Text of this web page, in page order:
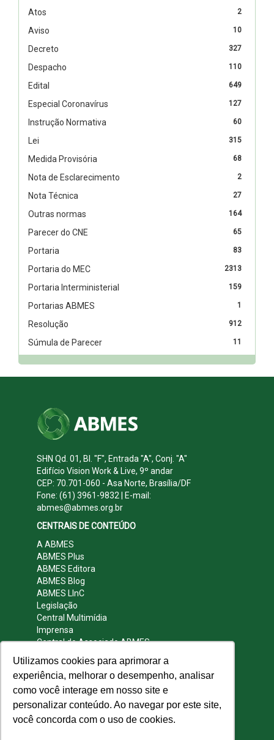
Utilizamos cookies para aprimorar a
experiência, melhorar o desempenho, analisar
como você interage em nosso site e
personalizar conteúdo. Ao navegar por este site,
você concorda com o uso de cookies.
2
Atos
10
Aviso
327
Decreto
110
Despacho
649
Edital
127
Especial Coronavírus
60
Instrução Normativa
315
Lei
68
Medida Provisória
2
Nota de Esclarecimento
27
Nota Técnica
164
Outras normas
65
Parecer do CNE
83
Portaria
2313
Portaria do MEC
159
Portaria Interministerial
1
Portarias ABMES
912
Resolução
11
Súmula de Parecer
SHN Qd. 01, Bl. "F", Entrada "A", Conj. "A"
Edifício Vision Work & Live, 9º andar
CEP: 70.701-060 - Asa Norte, Brasília/DF
Fone: (61) 3961-9832 | E-mail:
abmes@abmes.org.br
CENTRAIS DE CONTEÚDO
A ABMES
ABMES Plus
ABMES Editora
ABMES Blog
ABMES LInC
Legislação
Central Multimídia
Imprensa
Central do Associado ABMES
REDES SOCIAIS